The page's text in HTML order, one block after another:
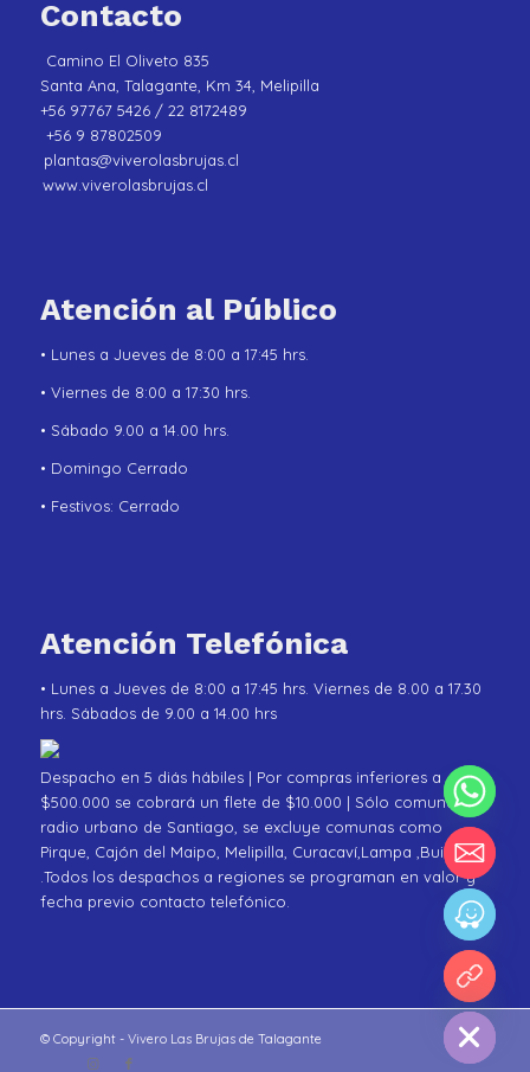
Contacto
Camino El Oliveto 835
Santa Ana, Talagante, Km 34, Melipilla
+56 97767 5426 / 22 8172489
+56 9 87802509
plantas@viverolasbrujas.cl
www.viverolasbrujas.cl
Atención al Público
• Lunes a Jueves de 8:00 a 17:45 hrs.
• Viernes de 8:00 a 17:30 hrs.
• Sábado 9.00 a 14.00 hrs.
• Domingo Cerrado
• Festivos: Cerrado
Atención Telefónica
• Lunes a Jueves de 8:00 a 17:45 hrs. Viernes de 8.00 a 17.30
hrs. Sábados de 9.00 a 14.00 hrs
Despacho en 5 diás hábiles | Por compras inferiores a
$500.000 se cobrará un flete de $10.000 | Sólo comunas de
radio urbano de Santiago, se excluye comunas como
Pirque, Cajón del Maipo, Melipilla, Curacaví,Lampa ,Buin
.Todos los despachos a regiones se programan en valor y
fecha previo contacto telefónico.
© Copyright - Vivero Las Brujas de Talagante
Hide
chaty